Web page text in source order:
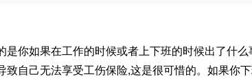
是你如果在工作的时候或者上下班的时候出了什么
致自己无法享受工伤保险,这是很可惜的。如果你